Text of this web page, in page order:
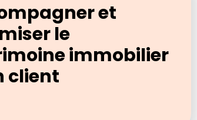
et
le
immobilier
client